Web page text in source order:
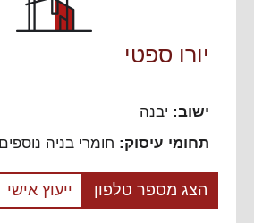
יורו ספטי
ישוב: יבנה
תחומי עיסוק: חומרי בניה נוספים
הצג מספר טלפון ייעוץ אישי